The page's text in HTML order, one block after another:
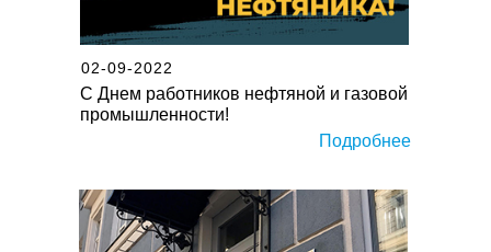
С Днем работников нефтяной и газовой
промышленности!
Подробнее
02-09-2022